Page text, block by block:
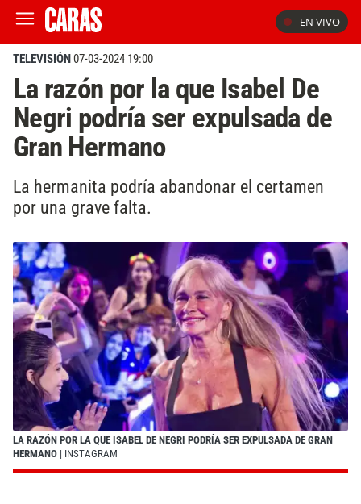
EN VIVO
TELEVISIÓN07-03-2024 19:00
La razón por la que Isabel De
Negri podría ser expulsada de
Gran Hermano
La hermanita podría abandonar el certamen
por una grave falta.
LA RAZÓN POR LA QUE ISABEL DE NEGRI PODRÍA SER EXPULSADA DE GRAN
HERMANO | INSTAGRAM